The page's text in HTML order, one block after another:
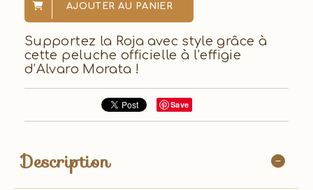
AJOUTER AU PANIER
Supportez la Roja avec style grâce à
cette peluche officielle à l’effigie
d’Alvaro Morata !
Save
Description